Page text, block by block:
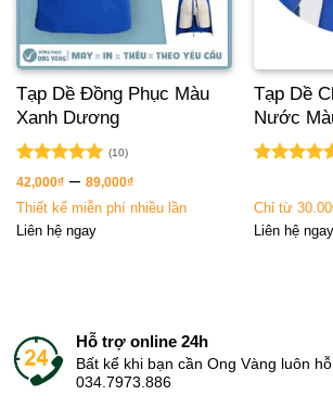
Tạp Dề Đồng Phục Màu
Xanh Dương
Được xếp
hạng
5 sao
(10)
42,000₫– 89,000₫
Thiết kế miễn phí nhiều lần
Liên hệ ngay
Tạp Dề
Nước
5 sao
Chỉ từ
Liên hệ ngay
Hỗ trợ online 24h
Bất kể khi bạn cần Ong Vàng luôn
034.7973.886